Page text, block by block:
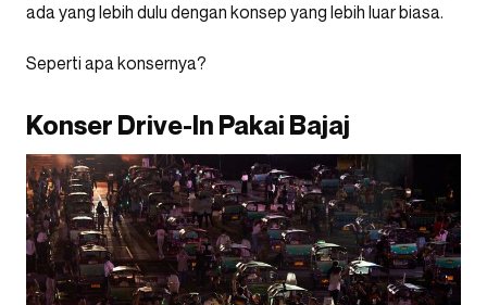
ada yang lebih dulu dengan konsep yang lebih luar biasa.
Seperti apa konsernya?
Konser Drive-In Pakai Bajaj